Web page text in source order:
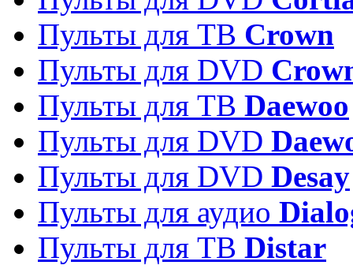
Пульты для ТВ Crown
Пульты для DVD
Пульты для ТВ Daewoo
Пульты для DVD
Пульты для DVD Desay
Пульты для аудио
Пульты для ТВ Distar